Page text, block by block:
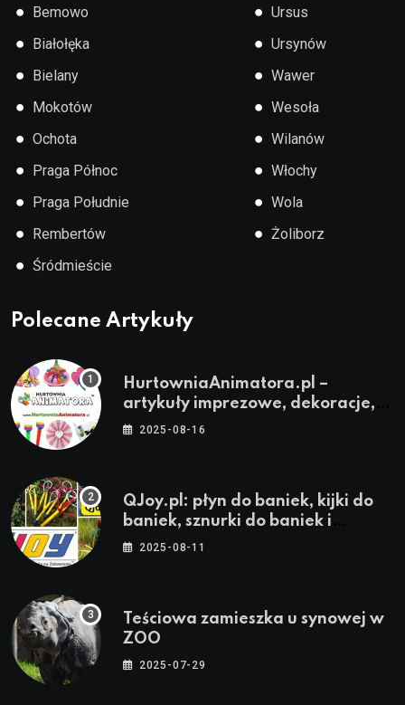
● Bemowo
● Białołęka
● Bielany
● Mokotów
● Ochota
● Praga Północ
● Praga Południe
● Rembertów
● Śródmieście
● Ursus
● Ursynów
● Wawer
● Wesoła
● Wilanów
● Włochy
● Wola
● Żoliborz
Polecane Artykuły
HurtowniaAnimatora.pl –
artykuły imprezowe, dekoracje,
stroje i akcesoria dla animatorów
2025-08-16
QJoy.pl: płyn do baniek, kijki do
baniek, sznurki do baniek i
zestawy do baniek
2025-08-11
Teściowa zamieszka u synowej w
ZOO
2025-07-29